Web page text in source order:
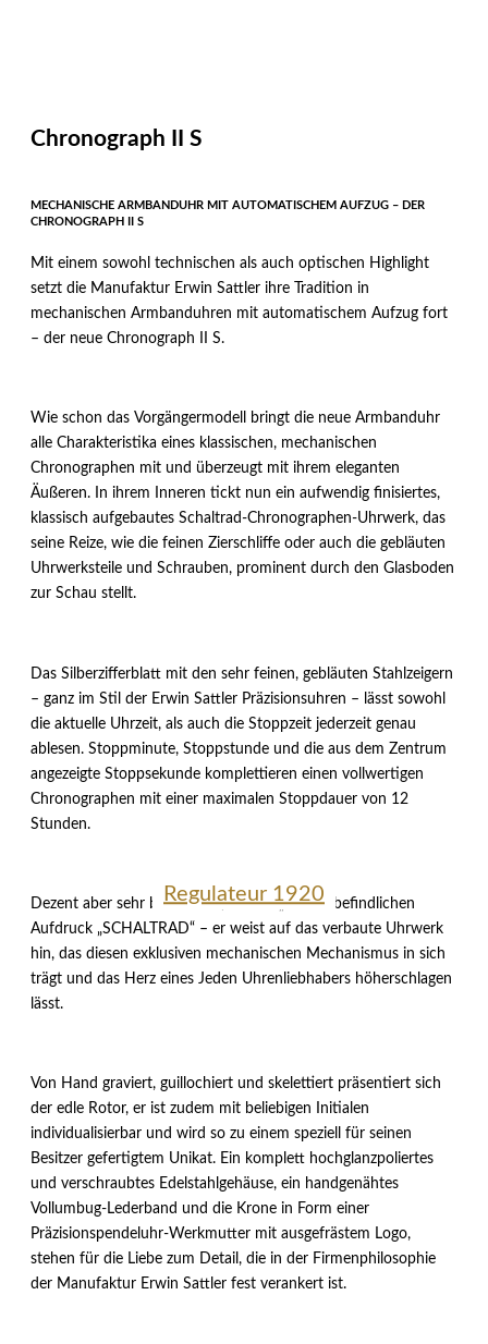
Chronograph II S
MECHANISCHE ARMBANDUHR MIT AUTOMATISCHEM AUFZUG – DER
CHRONOGRAPH II S
Mit einem sowohl technischen als auch optischen Highlight
setzt die Manufaktur Erwin Sattler ihre Tradition in
mechanischen Armbanduhren mit automatischem Aufzug fort
– der neue Chronograph II S.
Wie schon das Vorgängermodell bringt die neue Armbanduhr
alle Charakteristika eines klassischen, mechanischen
Chronographen mit und überzeugt mit ihrem eleganten
Äußeren. In ihrem Inneren tickt nun ein aufwendig finisiertes,
klassisch aufgebautes Schaltrad-Chronographen-Uhrwerk, das
seine Reize, wie die feinen Zierschliffe oder auch die gebläuten
Uhrwerksteile und Schrauben, prominent durch den Glasboden
zur Schau stellt.
Das Silberzifferblatt mit den sehr feinen, gebläuten Stahlzeigern
– ganz im Stil der Erwin Sattler Präzisionsuhren – lässt sowohl
die aktuelle Uhrzeit, als auch die Stoppzeit jederzeit genau
ablesen. Stoppminute, Stoppstunde und die aus dem Zentrum
angezeigte Stoppsekunde komplettieren einen vollwertigen
Chronographen mit einer maximalen Stoppdauer von 12
Stunden.
Dezent aber sehr bedeutend, der bei „6-Uhr“ befindlichen
Aufdruck „SCHALTRAD“ – er weist auf das verbaute Uhrwerk
hin, das diesen exklusiven mechanischen Mechanismus in sich
trägt und das Herz eines Jeden Uhrenliebhabers höherschlagen
lässt.
Von Hand graviert, guillochiert und skelettiert präsentiert sich
der edle Rotor, er ist zudem mit beliebigen Initialen
individualisierbar und wird so zu einem speziell für seinen
Besitzer gefertigtem Unikat. Ein komplett hochglanzpoliertes
und verschraubtes Edelstahlgehäuse, ein handgenähtes
Vollumbug-Lederband und die Krone in Form einer
Präzisionspendeluhr-Werkmutter mit ausgefrästem Logo,
stehen für die Liebe zum Detail, die in der Firmenphilosophie
der Manufaktur Erwin Sattler fest verankert ist.
Chronograph 66
Classica Lunaris
Regulateur 1920